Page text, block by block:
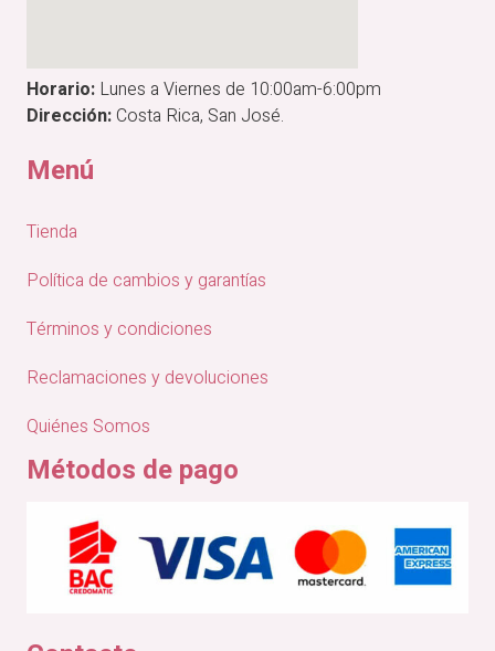
Horario: Lunes a Viernes de 10:00am-6:00pm
Dirección:Costa Rica, San José.
Menú
Tienda
Política de cambios y garantías
Términos y condiciones
Reclamaciones y devoluciones
Quiénes Somos
Métodos de pago